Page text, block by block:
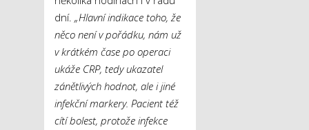
dní. „Hlavní indikace toho, že
něco není v pořádku, nám už
v krátkém čase po operaci
ukáže CRP, tedy ukazatel
zánětlivých hodnot, ale i jiné
infekční markery. Pacient též
cítí bolest, protože infekce